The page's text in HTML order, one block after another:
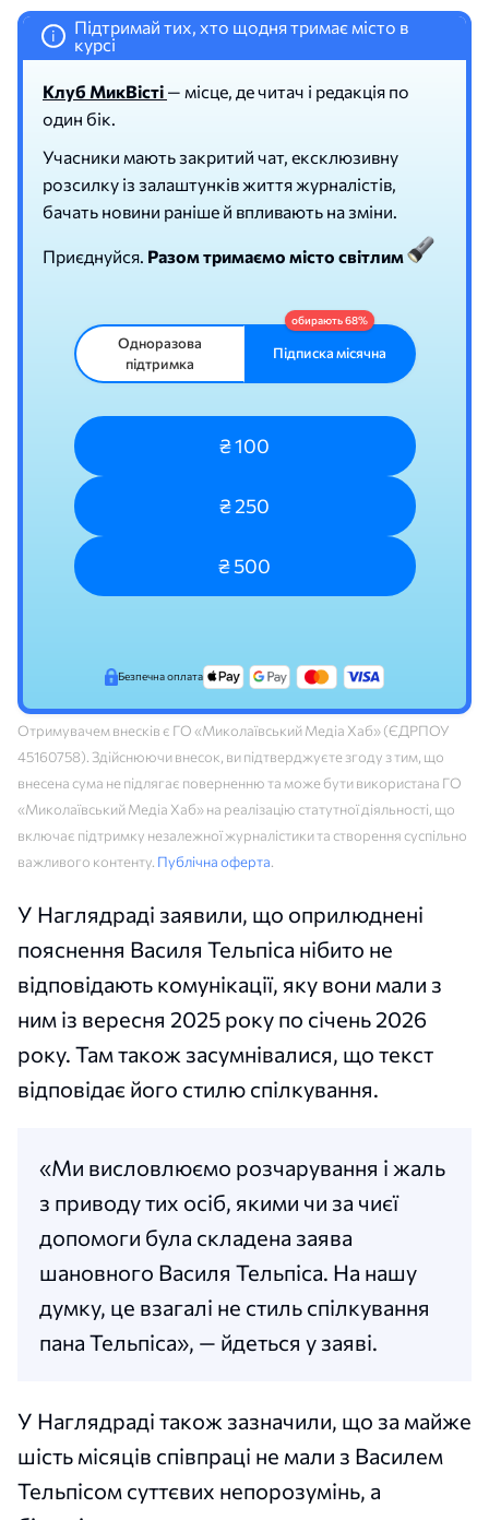
i
Підтримай тих, хто щодня тримає місто в
курсі
Клуб МикВісті — місце, де читач і редакція по
один бік.
Учасники мають закритий чат, ексклюзивну
розсилку із залаштунків життя журналістів,
бачать новини раніше й впливають на зміни.
Приєднуйся. Разом тримаємо місто світлим
Одноразова
підтримка
Підписка місячна
₴ 100
₴ 250
₴ 500
Безпечна оплата
Отримувачем внесків є ГО «Миколаївський Медіа Хаб» (ЄДРПОУ
45160758). Здійснюючи внесок, ви підтверджуєте згоду з тим, що
внесена сума не підлягає поверненню та може бути використана ГО
«Миколаївський Медіа Хаб» на реалізацію статутної діяльності, що
включає підтримку незалежної журналістики та створення суспільно
важливого контенту. Публічна оферта.
У Наглядраді заявили, що оприлюднені
пояснення Василя Тельпіса нібито не
відповідають комунікації, яку вони мали з
ним із вересня 2025 року по січень 2026
року. Там також засумнівалися, що текст
відповідає його стилю спілкування.
«Ми висловлюємо розчарування і жаль
з приводу тих осіб, якими чи за чиєї
допомоги була складена заява
шановного Василя Тельпіса. На нашу
думку, це взагалі не стиль спілкування
пана Тельпіса», — йдеться у заяві.
У Наглядраді також зазначили, що за майже
шість місяців співпраці не мали з Василем
Тельпісом суттєвих непорозумінь, а